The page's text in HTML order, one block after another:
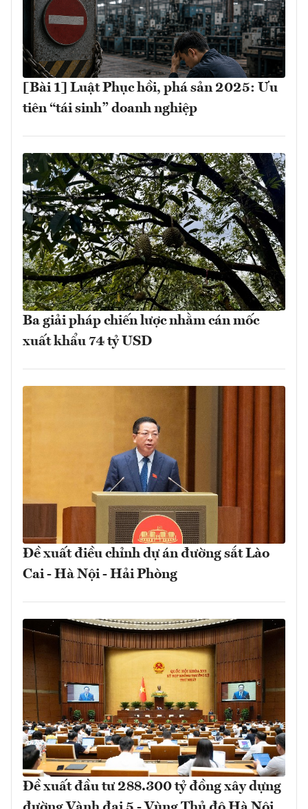
[Bài 1] Luật Phục hồi, phá sản 2025: Ưu
tiên “tái sinh” doanh nghiệp
Ba giải pháp chiến lược nhằm cán mốc
xuất khẩu 74 tỷ USD
Đề xuất điều chỉnh dự án đường sắt Lào
Cai - Hà Nội - Hải Phòng
Đề xuất đầu tư 288.300 tỷ đồng xây dựng